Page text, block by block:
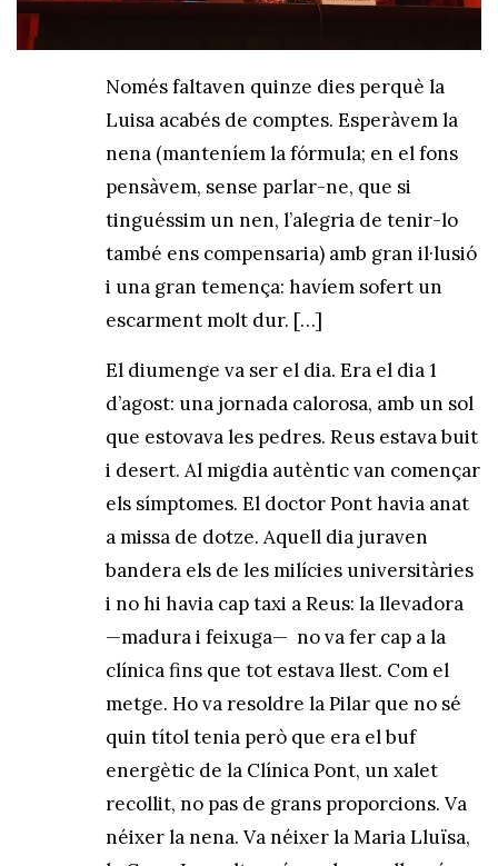
Només faltaven quinze dies perquè la
Luisa acabés de comptes. Esperàvem la
nena (manteníem la fórmula; en el fons
pensàvem, sense parlar-ne, que si
tinguéssim un nen, l’alegria de tenir-lo
també ens compensaria) amb gran il·lusió
i una gran temença: havíem sofert un
escarment molt dur. […]
El diumenge va ser el dia. Era el dia 1
d’agost: una jornada calorosa, amb un sol
que estovava les pedres. Reus estava buit
i desert. Al migdia autèntic van començar
els símptomes. El doctor Pont havia anat
a missa de dotze. Aquell dia juraven
bandera els de les milícies universitàries
i no hi havia cap taxi a Reus: la llevadora
—madura i feixuga— no va fer cap a la
clínica fins que tot estava llest. Com el
metge. Ho va resoldre la Pilar que no sé
quin títol tenia però que era el buf
energètic de la Clínica Pont, un xalet
recollit, no pas de grans proporcions. Va
néixer la nena. Va néixer la Maria Lluïsa,